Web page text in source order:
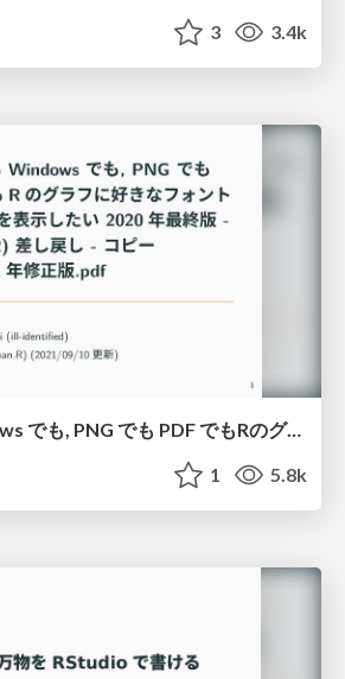
3 3.4k
Mac でも Windows でも, PNG でも PDF でもRのグラフに好きなフォントで日本語を表示したい (2020年最終版)/Display-CJK-Font-in-Any-Gpraphic-Device-and-Platform-2020
1 5.8k